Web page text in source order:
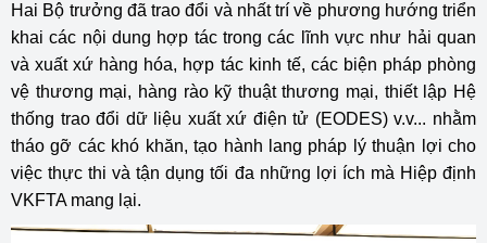
Hai Bộ trưởng đã trao đổi và nhất trí về phương hướng triển
khai các nội dung hợp tác trong các lĩnh vực như hải quan
và xuất xứ hàng hóa, hợp tác kinh tế, các biện pháp phòng
vệ thương mại, hàng rào kỹ thuật thương mại, thiết lập Hệ
thống trao đổi dữ liệu xuất xứ điện tử (EODES) v.v... nhằm
tháo gỡ các khó khăn, tạo hành lang pháp lý thuận lợi cho
việc thực thi và tận dụng tối đa những lợi ích mà Hiệp định
VKFTA mang lại.